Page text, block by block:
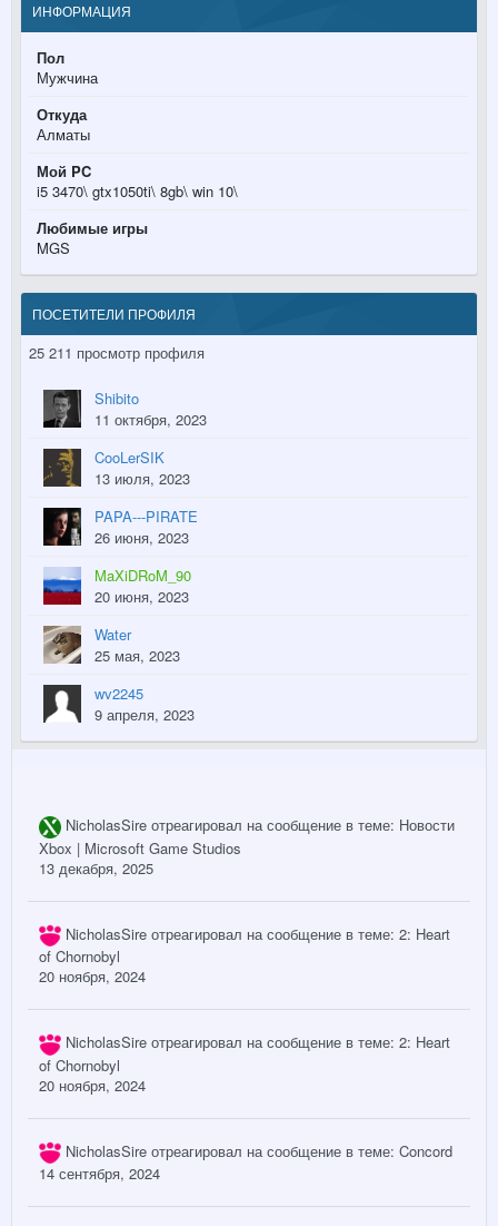
ИНФОРМАЦИЯ
Пол
Мужчина
Откуда
Алматы
Мой PC
i5 3470\ gtx1050ti\ 8gb\ win 10\
Любимые игры
MGS
ПОСЕТИТЕЛИ ПРОФИЛЯ
25 211 просмотр профиля
Shibito
11 октября, 2023
CooLerSIK
13 июля, 2023
PAPA---PIRATE
26 июня, 2023
MaXiDRoM_90
20 июня, 2023
Water
25 мая, 2023
wv2245
9 апреля, 2023
NicholasSire отреагировал на сообщение в теме: Новости
Xbox | Microsoft Game Studios
13 декабря, 2025
NicholasSire отреагировал на сообщение в теме: 2: Heart
of Chornobyl
20 ноября, 2024
NicholasSire отреагировал на сообщение в теме: 2: Heart
of Chornobyl
20 ноября, 2024
NicholasSire отреагировал на сообщение в теме: Concord
14 сентября, 2024